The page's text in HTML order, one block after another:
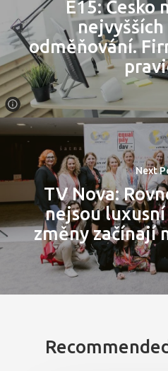
E15: Česko
odměňování.
Next
TV Nova:
nejsou
změny začínají